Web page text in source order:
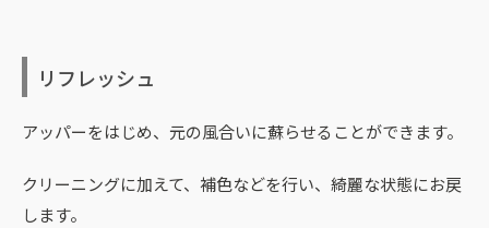
リフレッシュ
アッパーをはじめ、元の風合いに蘇らせることができます。
クリーニングに加えて、補色などを行い、綺麗な状態にお戻
します。